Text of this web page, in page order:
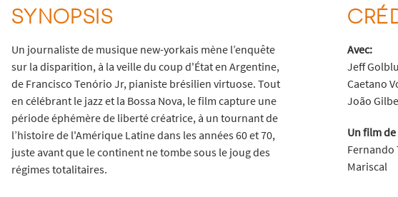
SYNOPSIS
Un journaliste de musique new-yorkais mène l’enquête
sur la disparition, à la veille du coup d'État en Argentine,
de Francisco Tenório Jr, pianiste brésilien virtuose. Tout
en célébrant le jazz et la Bossa Nova, le film capture une
période éphémère de liberté créatrice, à un tournant de
l’histoire de l'Amérique Latine dans les années 60 et 70,
juste avant que le continent ne tombe sous le joug des
régimes totalitaires.
Avec:
Jeff
Caetano
João
Un film de
Fernando
Mariscal